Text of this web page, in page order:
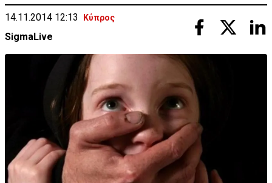
14.11.2014 12:13 Κύπρος
SigmaLive